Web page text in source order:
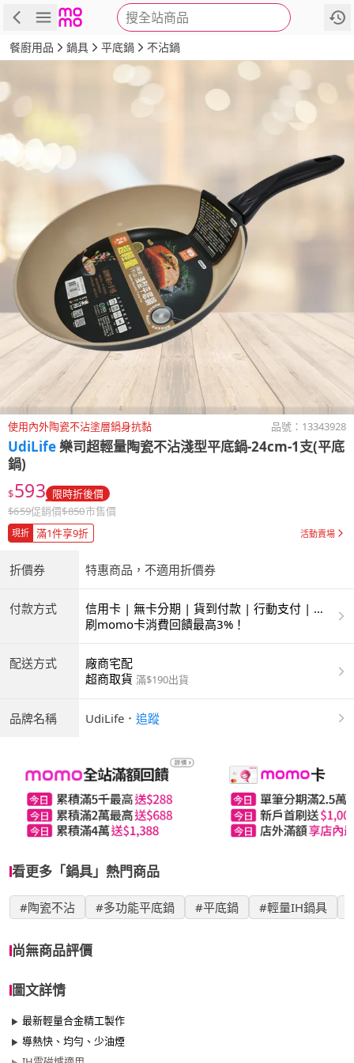
搜全站商品
商品 評價 詳情
餐廚用品 鍋具 平底鍋 不沾鍋
使用內外陶瓷不沾塗層鍋身抗黏 品號： 13343928
UdiLife樂司超輕量陶瓷不沾淺型平底鍋-24cm-1支(平底
鍋)
$593 限時折後價
$659促銷價$850市售價
現折 滿1件享9折 活動賣場
折價券 特惠商品，不適用折價券
付款方式
信用卡 | 無卡分期 | 貨到付款 | 行動支付 | 超
商付款 | ATM | 銀聯卡
刷momo卡消費回饋最高3%！
配送方式
廠商宅配
超商取貨 滿$190出貨
品牌名稱 UdiLife ． 追蹤
看更多「鍋具」熱門商品
#陶瓷不沾 #多功能平底鍋 #平底鍋 #輕量IH鍋具
尚無商品評價
圖文詳情
最新輕量合金精工製作
導熱快、均勻、少油煙